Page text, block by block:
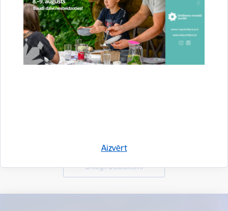
Aizvērt
Sniegt atsauksmi